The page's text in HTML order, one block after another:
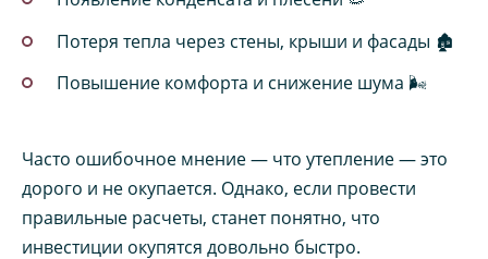
Потеря тепла через стены, крыши и фасады 🏚️
Повышение комфорта и снижение шума 🌬️
Часто ошибочное мнение — что утепление — это
дорого и не окупается. Однако, если провести
правильные расчеты, станет понятно, что
инвестиции окупятся довольно быстро.